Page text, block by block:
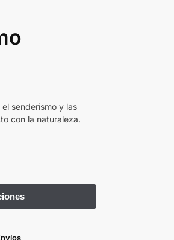
senderismo y las
con la naturaleza.